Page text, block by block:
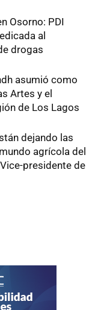
Osorno: PDI
al
drogas
asumió como
Artes y el
de Los Lagos
dejando las
agrícola del
presidente de